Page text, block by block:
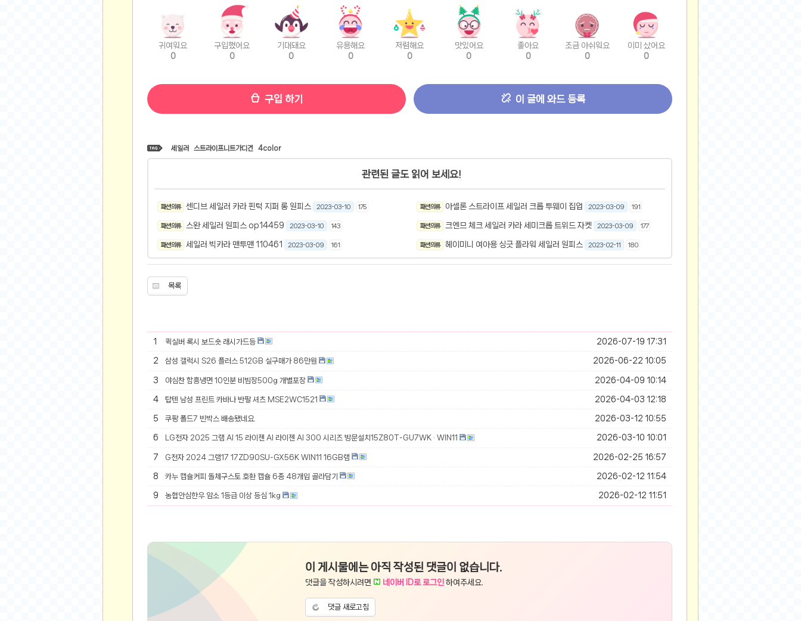
후오비(Huobi)
지렁이 게임
고팍스(GoPax)
커뮤니티
자유 게시판
지식 노하우
애니메이션
자취 게시판
리그오브레전드
스티커 환전소
결정 장애
정치 토론
스포츠
귀여워요
0
구입했어요
0
기대돼요
0
유용해요
0
저렴해요
0
맛있어요
0
좋아요
0
조금 아쉬워요
0
이미 샀어요
0
구입 하기 이 글에 와드 등록
세일러 스트라이프니트가디건 4color
관련된 글도 읽어 보세요!
패션 의류 센디브 세일러 카라 핀턱 지퍼 롱 원피스 2023-03-10 175
패션 의류 스완 세일러 원피스 op14459 2023-03-10 143
패션 의류 세일러 빅카라 맨투맨 110461 2023-03-09 161
패션 의류 아셀론 스트라이프 세일러 크롭 투웨이 집업 2023-03-09 191
패션 의류 크엔므 체크 세일러 카라 세미크롭 트위드 자켓 2023-03-09 177
패션 의류 헤이미니 여아용 싱긋 플라워 세일러 원피스 2023-02-11 180
목록
1 퀵실버 록시 보드숏 래시가드등 2026-07-19 17:31
2 삼성 갤럭시 S26 플러스 512GB 실구매가 86만원 2026-06-22 10:05
3 야심찬 함흥냉면 10인분 비빔장500g 개별포장 2026-04-09 10:14
4 탑텐 남성 프린트 카바나 반팔 셔츠 MSE2WC1521 2026-04-03 12:18
5 쿠팡 폴드7 빈박스 배송됐네요. 2026-03-12 10:55
6 LG전자 2025 그램 AI 15 라이젠 AI 라이젠 AI 300 시리즈 방문설치15Z80T-GU7WK · WIN11 2026-03-10 10:01
7 G전자 2024 그램17 17ZD90SU-GX56K WIN11 16GB램 2026-02-25 16:57
8 카누 캡슐커피 돌체구스토 호환 캡슐 6종 48개입 골라담기 2026-02-12 11:54
9 농협안심한우 암소 1등급 이상 등심 1kg 2026-02-12 11:51
이 게시물에는 아직 작성된 댓글이 없습니다.
댓글을 작성하시려면 네이버 ID로 로그인 하여주세요.
댓글 새로고침